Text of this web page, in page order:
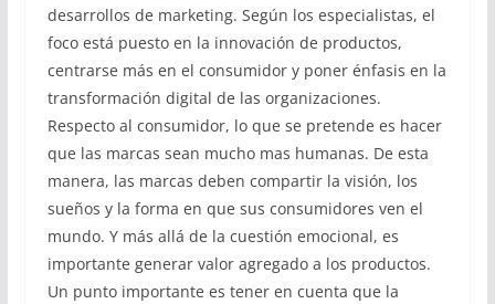
desarrollos de marketing. Según los especialistas, el
foco está puesto en la innovación de productos,
centrarse más en el consumidor y poner énfasis en la
transformación digital de las organizaciones.
Respecto al consumidor, lo que se pretende es hacer
que las marcas sean mucho mas humanas. De esta
manera, las marcas deben compartir la visión, los
sueños y la forma en que sus consumidores ven el
mundo. Y más allá de la cuestión emocional, es
importante generar valor agregado a los productos.
Un punto importante es tener en cuenta que la